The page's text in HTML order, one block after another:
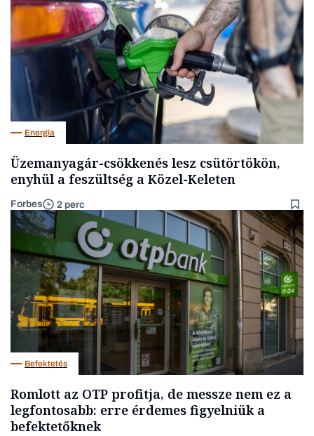
Energia
Üzemanyagár-csökkenés lesz csütörtökön,
enyhül a feszültség a Közel-Keleten
Forbes 2 perc
Befektetés
Romlott az OTP profitja, de messze nem ez a
legfontosabb: erre érdemes figyelniük a
befektetőknek